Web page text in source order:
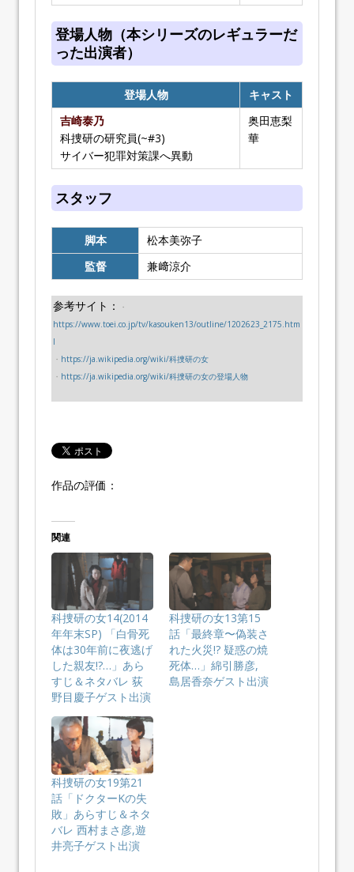
登場人物（本シリーズのレギュラーだ
った出演者）
登場人物
キャスト
吉崎泰乃
科捜研の研究員(~#3)
サイバー犯罪対策課へ異動
奥田恵梨
華
スタッフ
脚本
松本美弥子
監督
兼﨑涼介
参考サイト：
・
https://www.toei.co.jp/tv/kasouken13/outline/1202623_2175.htm
l
・ https://ja.wikipedia.org/wiki/科捜研の女
・ https://ja.wikipedia.org/wiki/科捜研の女の登場人物
作品の評価：
関連
科捜研の女14(2014
年年末SP) 「白骨死
体は30年前に夜逃げ
した親友!?…」あら
すじ＆ネタバレ 荻
野目慶子ゲスト出演
科捜研の女13第15
話「最終章〜偽装さ
れた火災!? 疑惑の焼
死体…」綿引勝彦,
島居香奈ゲスト出演
科捜研の女19第21
話「ドクターKの失
敗」あらすじ＆ネタ
バレ 西村まさ彦,遊
井亮子ゲスト出演